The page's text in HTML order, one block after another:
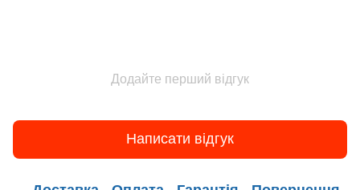
Додайте перший відгук
Написати відгук